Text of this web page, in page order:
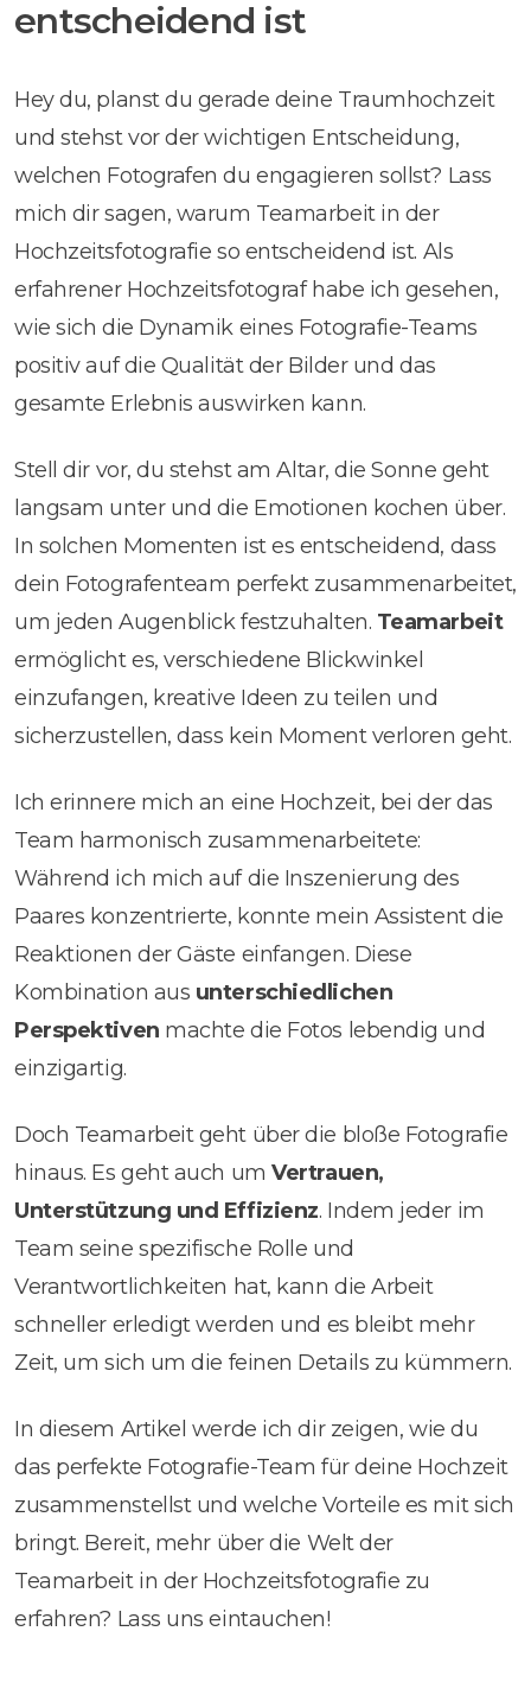
entscheidend ist
Hey du, planst du gerade deine Traumhochzeit
und stehst vor der wichtigen Entscheidung,
welchen Fotografen du engagieren sollst? Lass
mich dir sagen, warum Teamarbeit in der
Hochzeitsfotografie so entscheidend ist. Als
erfahrener Hochzeitsfotograf habe ich gesehen,
wie sich die Dynamik eines Fotografie-Teams
positiv auf die Qualität der Bilder und das
gesamte Erlebnis auswirken kann.
Stell dir vor, du stehst am Altar, die Sonne geht
langsam unter und die Emotionen kochen über.
In solchen Momenten ist es entscheidend, dass
dein Fotografenteam perfekt zusammenarbeitet,
um jeden Augenblick festzuhalten. Teamarbeit
ermöglicht es, verschiedene Blickwinkel
einzufangen, kreative Ideen zu teilen und
sicherzustellen, dass kein Moment verloren geht.
Ich erinnere mich an eine Hochzeit, bei der das
Team harmonisch zusammenarbeitete:
Während ich mich auf die Inszenierung des
Paares konzentrierte, konnte mein Assistent die
Reaktionen der Gäste einfangen. Diese
Kombination aus unterschiedlichen
Perspektiven machte die Fotos lebendig und
einzigartig.
Doch Teamarbeit geht über die bloße Fotografie
hinaus. Es geht auch umVertrauen,
Unterstützung und Effizienz. Indem jeder im
Team seine spezifische Rolle und
Verantwortlichkeiten hat, kann die Arbeit
schneller erledigt werden und es bleibt mehr
Zeit, um sich um die feinen Details zu kümmern.
In diesem Artikel werde ich dir zeigen, wie du
das perfekte Fotografie-Team für deine Hochzeit
zusammenstellst und welche Vorteile es mit sich
bringt. Bereit, mehr über die Welt der
Teamarbeit in der Hochzeitsfotografie zu
erfahren? Lass uns eintauchen!